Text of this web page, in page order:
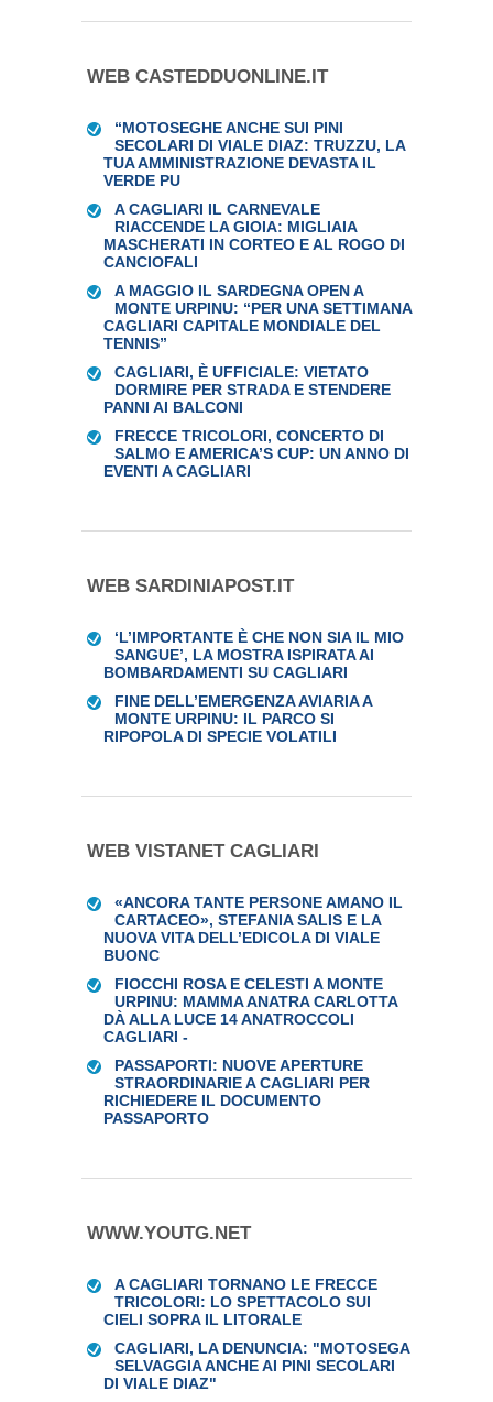
WEB CASTEDDUONLINE.IT
“MOTOSEGHE ANCHE SUI PINI
SECOLARI DI VIALE DIAZ: TRUZZU, LA
TUA AMMINISTRAZIONE DEVASTA IL
VERDE PU
A CAGLIARI IL CARNEVALE
RIACCENDE LA GIOIA: MIGLIAIA
MASCHERATI IN CORTEO E AL ROGO DI
CANCIOFALI
A MAGGIO IL SARDEGNA OPEN A
MONTE URPINU: “PER UNA SETTIMANA
CAGLIARI CAPITALE MONDIALE DEL
TENNIS”
CAGLIARI, È UFFICIALE: VIETATO
DORMIRE PER STRADA E STENDERE
PANNI AI BALCONI
FRECCE TRICOLORI, CONCERTO DI
SALMO E AMERICA’S CUP: UN ANNO DI
EVENTI A CAGLIARI
WEB SARDINIAPOST.IT
‘L’IMPORTANTE È CHE NON SIA IL MIO
SANGUE’, LA MOSTRA ISPIRATA AI
BOMBARDAMENTI SU CAGLIARI
FINE DELL’EMERGENZA AVIARIA A
MONTE URPINU: IL PARCO SI
RIPOPOLA DI SPECIE VOLATILI
WEB VISTANET CAGLIARI
«ANCORA TANTE PERSONE AMANO IL
CARTACEO», STEFANIA SALIS E LA
NUOVA VITA DELL’EDICOLA DI VIALE
BUONC
FIOCCHI ROSA E CELESTI A MONTE
URPINU: MAMMA ANATRA CARLOTTA
DÀ ALLA LUCE 14 ANATROCCOLI
CAGLIARI -
PASSAPORTI: NUOVE APERTURE
STRAORDINARIE A CAGLIARI PER
RICHIEDERE IL DOCUMENTO
PASSAPORTO
WWW.YOUTG.NET
A CAGLIARI TORNANO LE FRECCE
TRICOLORI: LO SPETTACOLO SUI
CIELI SOPRA IL LITORALE
CAGLIARI, LA DENUNCIA: "MOTOSEGA
SELVAGGIA ANCHE AI PINI SECOLARI
DI VIALE DIAZ"